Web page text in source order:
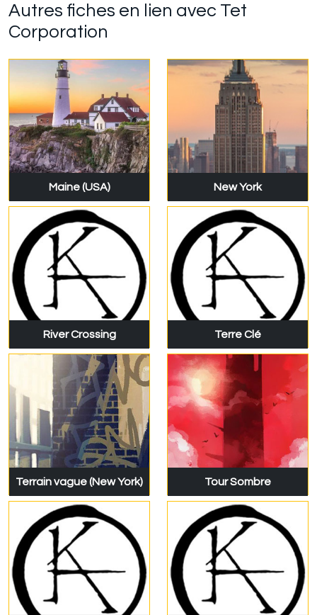
Autres fiches en lien avec Tet
Corporation
Maine (USA) New York
River Crossing Terre Clé
Terrain vague (New York) Tour Sombre